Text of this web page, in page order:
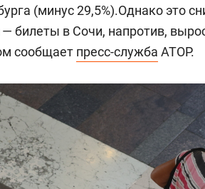
(минус 29,5%).Однако это
билеты в Сочи, напротив,
сообщает пресс-служба АТОР.